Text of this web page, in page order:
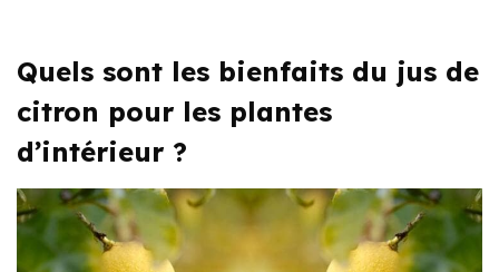
Quels sont les bienfaits du jus de
citron pour les plantes
d’intérieur ?